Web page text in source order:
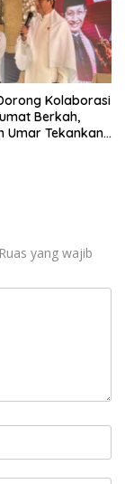
Kolaborasi
Berkah,
Umar Tekankan
Ruas yang wajib